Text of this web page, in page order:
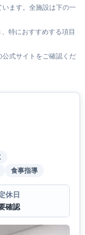
ます。全施設は下の一
特におすすめする項目
式サイトをご確認くだ
食事指導
休日
確認